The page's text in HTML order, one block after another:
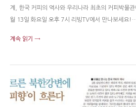
계, 한국 커피의 역사와 우리나라 최초의 커피박물
월 13일 화요일 오후 7시 리빙TV에서 만나보세요!…
계속 읽기 →